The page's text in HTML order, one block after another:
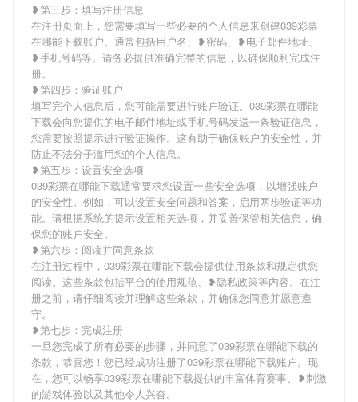
❥第三步：填写注册信息
在注册页面上，您需要填写一些必要的个人信息来创建039彩票
在哪能下载账户。通常包括用户名、❥密码、❥电子邮件地址、
❥手机号码等。请务必提供准确完整的信息，以确保顺利完成注
册。
❥第四步：验证账户
填写完个人信息后，您可能需要进行账户验证。039彩票在哪能
下载会向您提供的电子邮件地址或手机号码发送一条验证信息，
您需要按照提示进行验证操作。这有助于确保账户的安全性，并
防止不法分子滥用您的个人信息。
❥第五步：设置安全选项
039彩票在哪能下载通常要求您设置一些安全选项，以增强账户
的安全性。例如，可以设置安全问题和答案，启用两步验证等功
能。请根据系统的提示设置相关选项，并妥善保管相关信息，确
保您的账户安全。
❥第六步：阅读并同意条款
在注册过程中，039彩票在哪能下载会提供使用条款和规定供您
阅读。这些条款包括平台的使用规范、❥隐私政策等内容。在注
册之前，请仔细阅读并理解这些条款，并确保您同意并愿意遵
守。
❥第七步：完成注册
一旦您完成了所有必要的步骤，并同意了039彩票在哪能下载的
条款，恭喜您！您已经成功注册了039彩票在哪能下载账户。现
在，您可以畅享039彩票在哪能下载提供的丰富体育赛事、❥刺激
的游戏体验以及其他令人兴奋。